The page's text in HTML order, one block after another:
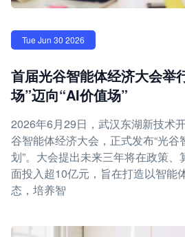
Tue Jun 30 2026
首届光谷智能体经济大会举
场”迈向“AI价值场”
2026年6月29日，武汉东湖新技术
谷智能体经济大会，正式发布“光谷
划”。大会提出未来三年将在政策、
面投入超10亿元，旨在打造以智能
态，培养智